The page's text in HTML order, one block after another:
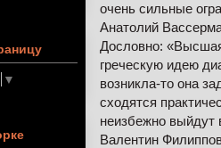
очень сильные
Анатолий
Дословно:
греческую идею
возникла-то она
сходятся
неизбежно выйдут
Валентин
▼